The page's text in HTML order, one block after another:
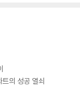
사이언스』 시리즈는 권
사와 문화에 대한 내용도
자세히 알아보고 나의 관
색 워크북을 구성하였습
의 성공 열쇠